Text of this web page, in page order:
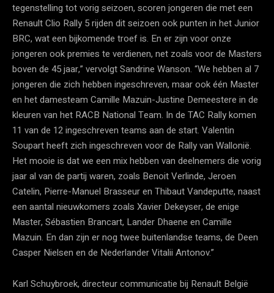
tegenstelling tot vorig seizoen, scoren jongeren die met een
Renault Clio Rally 5 rijden dit seizoen ook punten in het Junior
BRC, wat een bijkomende troef is. En er zijn voor onze
jongeren ook premies te verdienen, net zoals voor de Masters
boven de 45 jaar,” vervolgt Sandrine Wanson. “We hebben al 7
jongeren die zich hebben ingeschreven, maar ook één Master
en het damesteam Camille Mazuin-Justine Demeestere in de
kleuren van het RACB National Team. In de TAC Rally komen
11 van de 12 ingeschreven teams aan de start. Valentin
Soupart heeft zich ingeschreven voor de Rally van Wallonië.
Het mooie is dat we een mix hebben van deelnemers die vorig
jaar al van de partij waren, zoals Benoit Verlinde, Jeroen
Catelin, Pierre-Manuel Brasseur en Thibaut Vandeputte, naast
een aantal nieuwkomers zoals Xavier Dekeyser, de enige
Master, Sébastien Brancart, Lander Dhaene en Camille
Mazuin. En dan zijn er nog twee buitenlandse teams, de Deen
Casper Nielsen en de Nederlander Vitalii Antonov.”
Karl Schuybroek, directeur communicatie bij Renault België